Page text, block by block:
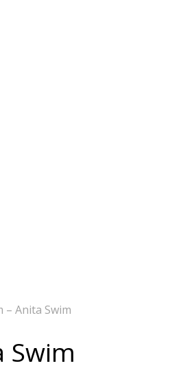
– Anita Swim
Swim